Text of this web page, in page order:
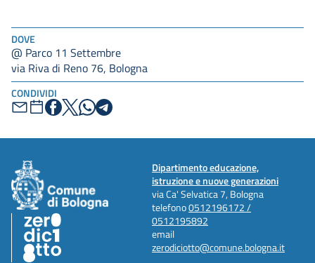
DOVE
@ Parco 11 Settembre
via Riva di Reno 76, Bologna
CONDIVIDI
Dipartimento educazione,
istruzione e nuove generazioni
via Ca' Selvatica 7, Bologna
telefono0512196172 /
0512195892
email
zerodiciotto@comune.bologna.it